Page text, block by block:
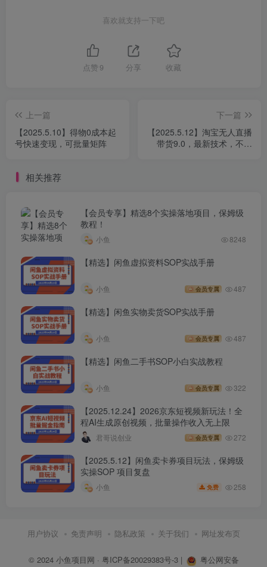
喜欢就支持一下吧
点赞 9 分享 收藏
上一篇
【2025.5.10】得物0成本起
号快速变现，可批量矩阵
下一篇
【2025.5.12】淘宝无人直播
带货9.0，最新技术，不违
相关推荐
【会员专享】精选8个实操落地项目，保姆级
教程！
小鱼 8248
【精选】闲鱼虚拟资料SOP实战手册
小鱼 会员专属 487
【精选】闲鱼实物卖货SOP实战手册
小鱼 会员专属 487
【精选】闲鱼二手书SOP小白实战教程
小鱼 会员专属 322
【2025.12.24】2026京东短视频新玩法！全
程AI生成原创视频，批量操作收入无上限
君哥说创业 会员专属 272
【2025.5.12】闲鱼卖卡券项目玩法，保姆级
实操SOP 项目复盘
小鱼 免费 258
用户协议 免责声明 隐私政策 关于我们 网址发布页
© 2024 小鱼项目网 · 粤ICP备20029383号-3|
粤公网安备